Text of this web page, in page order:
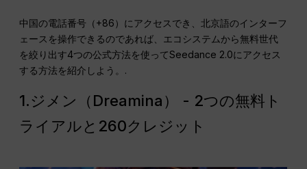
中国の電話番号（+86）にアクセスでき、北京語のインターフ
ェースを操作できるのであれば、エコシステムから無料世代
を絞り出す4つの公式方法を使ってSeedance 2.0にアクセス
する方法を紹介しよう。.
1.ジメン（Dreamina） - 2つの無料ト
ライアルと260クレジット